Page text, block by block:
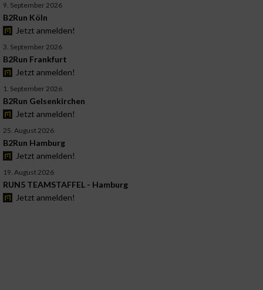
9. September 2026
B2Run Köln
Jetzt anmelden!
3. September 2026
B2Run Frankfurt
Jetzt anmelden!
1. September 2026
B2Run Gelsenkirchen
Jetzt anmelden!
25. August 2026
B2Run Hamburg
Jetzt anmelden!
19. August 2026
RUN5 TEAMSTAFFEL - Hamburg
Jetzt anmelden!